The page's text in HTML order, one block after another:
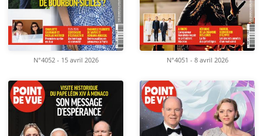
N°4052 - 15 avril 2026 N°4051 - 8 avril 2026